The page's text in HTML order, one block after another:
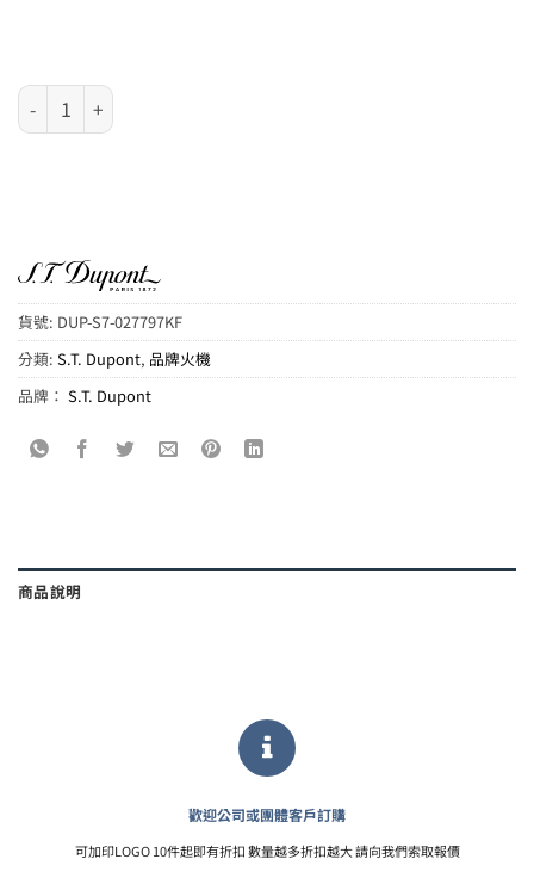
S.T. Dupont Slim 7 系列 – 彩繪鯉魚圖案噴射式防風火機 數量
貨號: DUP-S7-027797KF
分類: S.T. Dupont, 品牌火機
品牌： S.T. Dupont
商品說明
歡迎公司或團體客戶訂購
可加印LOGO 10件起即有折扣 數量越多折扣越大 請向我們索取報價